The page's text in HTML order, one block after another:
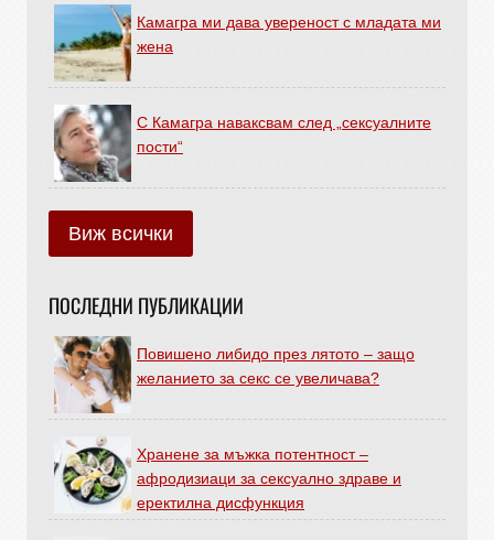
Камагра ми дава увереност с младата ми
жена
С Камагра наваксвам след „сексуалните
пости“
Виж всички
ПОСЛЕДНИ ПУБЛИКАЦИИ
Повишено либидо през лятото – защо
желанието за секс се увеличава?
Хранене за мъжка потентност –
афродизиаци за сексуално здраве и
еректилна дисфункция